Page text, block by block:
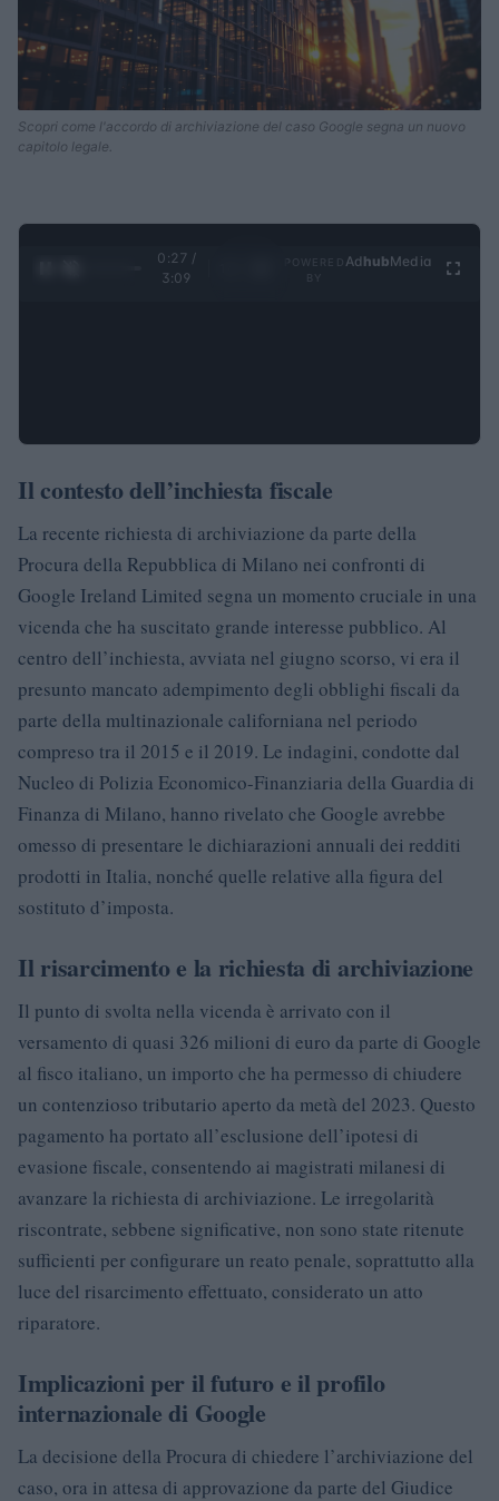
Scopri come l'accordo di archiviazione del caso Google segna un nuovo
capitolo legale.
0:28 /
3:09
Ad hubMedia
Il contesto dell’inchiesta fiscale
La recente richiesta di archiviazione da parte della
Procura della Repubblica di Milano nei confronti di
Google Ireland Limited segna un momento cruciale in una
vicenda che ha suscitato grande interesse pubblico. Al
centro dell’inchiesta, avviata nel giugno scorso, vi era il
presunto mancato adempimento degli obblighi fiscali da
parte della multinazionale californiana nel periodo
compreso tra il 2015 e il 2019. Le indagini, condotte dal
Nucleo di Polizia Economico-Finanziaria della Guardia di
Finanza di Milano, hanno rivelato che Google avrebbe
omesso di presentare le dichiarazioni annuali dei redditi
prodotti in Italia, nonché quelle relative alla figura del
sostituto d’imposta.
Il risarcimento e la richiesta di archiviazione
Il punto di svolta nella vicenda è arrivato con il
versamento di quasi 326 milioni di euro da parte di Google
al fisco italiano, un importo che ha permesso di chiudere
un contenzioso tributario aperto da metà del 2023. Questo
pagamento ha portato all’esclusione dell’ipotesi di
evasione fiscale, consentendo ai magistrati milanesi di
avanzare la richiesta di archiviazione. Le irregolarità
riscontrate, sebbene significative, non sono state ritenute
sufficienti per configurare un reato penale, soprattutto alla
luce del risarcimento effettuato, considerato un atto
riparatore.
Implicazioni per il futuro e il profilo
internazionale di Google
La decisione della Procura di chiedere l’archiviazione del
caso, ora in attesa di approvazione da parte del Giudice